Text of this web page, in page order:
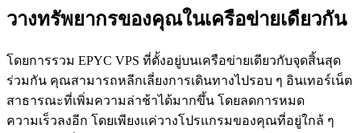
วางทรัพยากรของคุณในเครือข่ายเดียวกัน
โดยการรวม EPYC VPS ที่ตั้งอยู่บนเครือข่ายเดียวกับจุดสิ้นสุด
ร่วมกัน คุณสามารถหลีกเลี่ยงการเดินทางไปรอบ ๆ อินเทอร์เน็ต
สาธารณะที่เพิ่มความล่าช้าได้มากขึ้น โดยลดการหมด
ความเร็วลงอีก โดยเพียงแค่วางโปรแกรมของคุณที่อยู่ใกล้ ๆ